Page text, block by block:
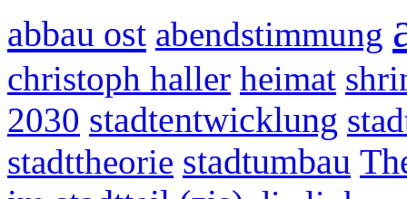
abbau ost abendstimmung
christoph haller heimat
2030 stadtentwicklung
stadttheorie stadtumbau